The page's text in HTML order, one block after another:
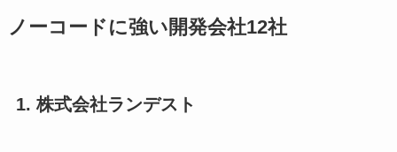
ノーコードに強い開発会社12社
1. 株式会社ランデスト